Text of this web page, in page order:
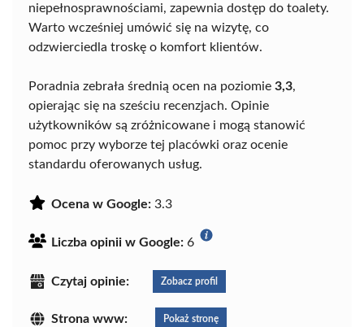
niepełnosprawnościami, zapewnia dostęp do toalety.
Warto wcześniej umówić się na wizytę, co
odzwierciedla troskę o komfort klientów.
Poradnia zebrała średnią ocen na poziomie 3,3,
opierając się na sześciu recenzjach. Opinie
użytkowników są zróżnicowane i mogą stanowić
pomoc przy wyborze tej placówki oraz ocenie
standardu oferowanych usług.
Ocena w Google: 3.3
Liczba opinii w Google: 6
Czytaj opinie: Zobacz profil
Strona www: Pokaż stronę